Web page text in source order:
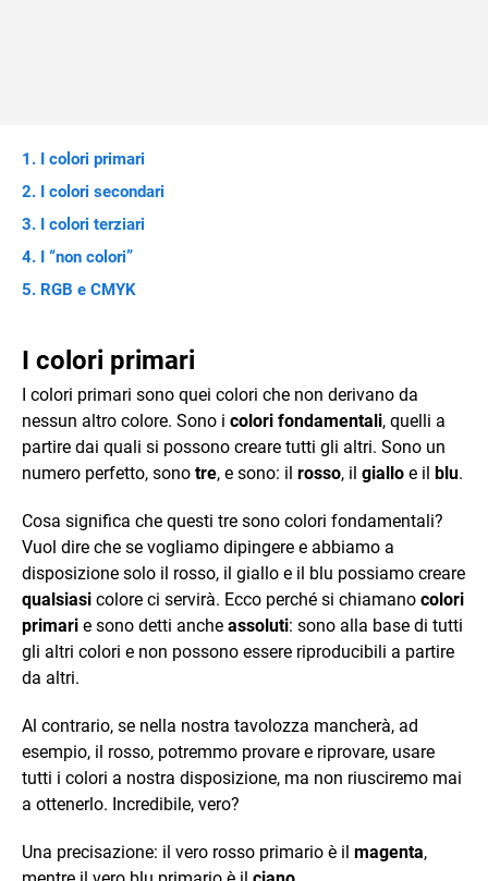
I colori primari
I colori secondari
I colori terziari
I “non colori”
RGB e CMYK
I colori primari
I colori primari sono quei colori che non derivano da
nessun altro colore. Sono i colori fondamentali, quelli a
partire dai quali si possono creare tutti gli altri. Sono un
numero perfetto, sono tre, e sono: il rosso, il giallo e il blu.
Cosa significa che questi tre sono colori fondamentali?
Vuol dire che se vogliamo dipingere e abbiamo a
disposizione solo il rosso, il giallo e il blu possiamo creare
qualsiasi colore ci servirà. Ecco perché si chiamano colori
primari e sono detti anche assoluti: sono alla base di tutti
gli altri colori e non possono essere riproducibili a partire
da altri.
Al contrario, se nella nostra tavolozza mancherà, ad
esempio, il rosso, potremmo provare e riprovare, usare
tutti i colori a nostra disposizione, ma non riusciremo mai
a ottenerlo. Incredibile, vero?
Una precisazione: il vero rosso primario è il magenta,